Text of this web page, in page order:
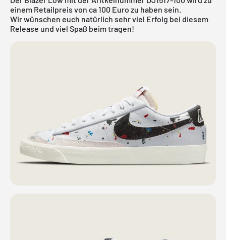
einem Retailpreis von ca 100 Euro zu haben sein.
Wir wünschen euch natürlich sehr viel Erfolg bei diesem
Release und viel Spaß beim tragen!